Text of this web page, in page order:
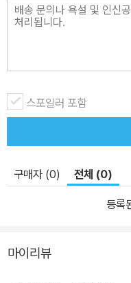
스포일러 포함
구매자 (0) 전체 (0)
등록
마이리뷰